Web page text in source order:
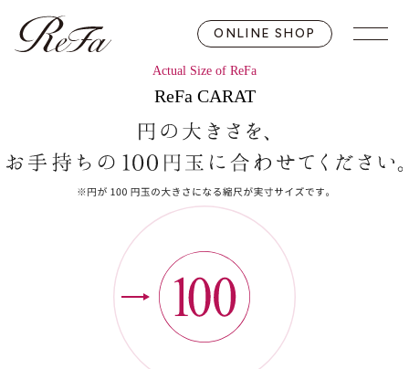
ONLINE SHOP
Actual Size of ReFa
ReFa CARAT